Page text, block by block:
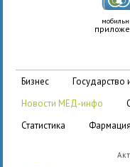
бизнес
новости МЕД-инфо
статистика
фармация